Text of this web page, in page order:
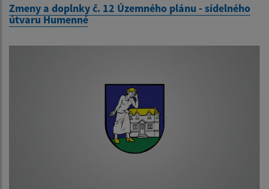
Zmeny a doplnky č. 12 Územného plánu - sídelného
útvaru Humenné